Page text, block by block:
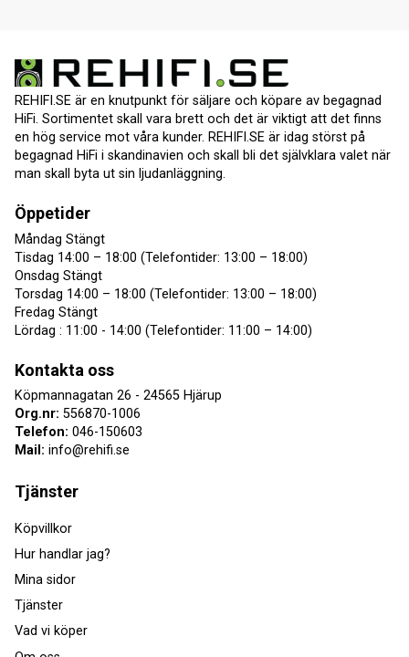
REHIFI.SE är en knutpunkt för säljare och köpare av begagnad
HiFi. Sortimentet skall vara brett och det är viktigt att det finns
en hög service mot våra kunder. REHIFI.SE är idag störst på
begagnad HiFi i skandinavien och skall bli det självklara valet när
man skall byta ut sin ljudanläggning.
Öppetider
Måndag Stängt
Tisdag 14:00 – 18:00 (Telefontider: 13:00 – 18:00)
Onsdag Stängt
Torsdag 14:00 – 18:00 (Telefontider: 13:00 – 18:00)
Fredag Stängt
Lördag : 11:00 - 14:00 (Telefontider: 11:00 – 14:00)
Kontakta oss
Köpmannagatan 26 - 24565 Hjärup
Org.nr: 556870-1006
Telefon: 046-150603
Mail: info@rehifi.se
Tjänster
Köpvillkor
Hur handlar jag?
Mina sidor
Tjänster
Vad vi köper